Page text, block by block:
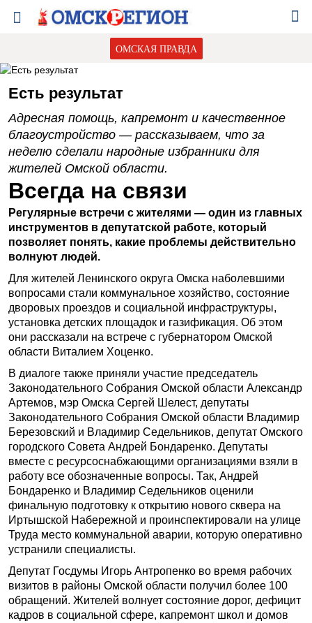
ОМСКАЯ ПРАВДА
Есть результат
Адресная помощь, капремонт и качественное
благоустройство — рассказываем, что за
неделю сделали народные избранники для
жителей Омской области.
Всегда на связи
Регулярные встречи с жителями — один из главных
инструментов в депутатской работе, который
позволяет понять, какие проблемы действительно
волнуют людей.
Для жителей Ленинского округа Омска наболевшими
вопросами стали коммунальное хозяйство, состояние
дворовых проездов и социальной инфраструктуры,
установка детских площадок и газификация. Об этом
они рассказали на встрече с губернатором Омской
области Виталием Хоценко.
В диалоге также приняли участие председатель
Законодательного Собрания Омской области Александр
Артемов, мэр Омска Сергей Шелест, депутаты
Законодательного Собрания Омской области Владимир
Березовский и Владимир Седельников, депутат Омского
городского Совета Андрей Бондаренко. Депутаты
вместе с ресурсоснабжающими организациями взяли в
работу все обозначенные вопросы. Так, Андрей
Бондаренко и Владимир Седельников оценили
финальную подготовку к открытию нового сквера на
Иртышской Набережной и проинспектировали на улице
Труда место коммунальной аварии, которую оперативно
устранили специалисты.
Депутат Госдумы Игорь Антропенко во время рабочих
визитов в районы Омской области получил более 100
обращений. Жителей волнует состояние дорог, дефицит
кадров в социальной сфере, капремонт школ и домов